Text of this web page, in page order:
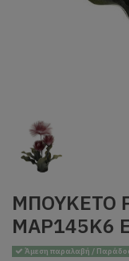
ΜΠΟΥΚΕΤΟ
MAP145K6
Άμεση παραλαβή /